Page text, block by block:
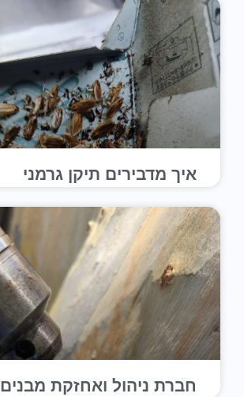
איך מדבירים תיקן גרמני
חברת ניהול ואחזקת מבנים